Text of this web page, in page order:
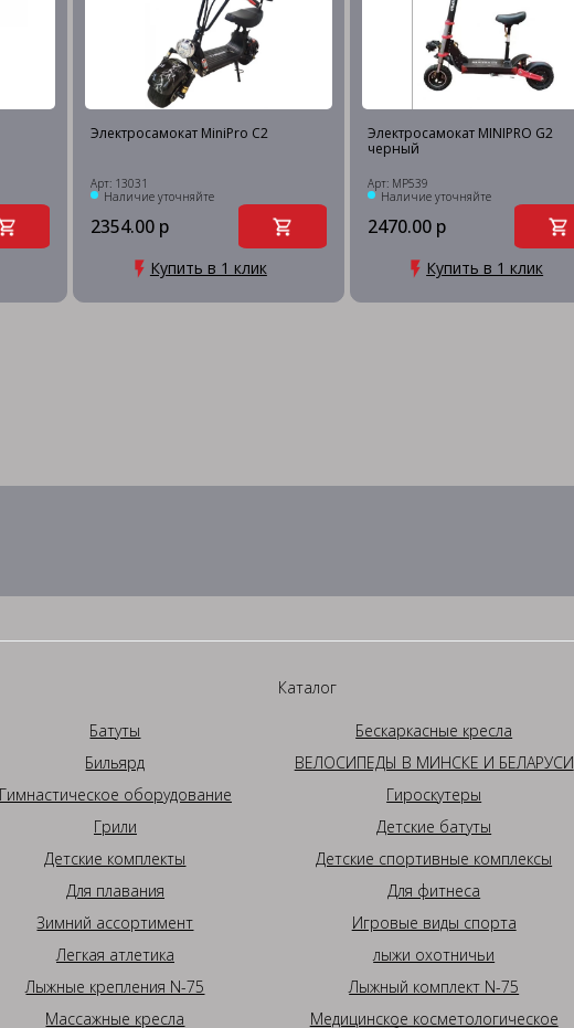
Электросамокат MiniPro C2
Арт: 13031
Наличие уточняйте
2354.00 р
Купить в 1 клик
Электросамокат MINIPRO G2
черный
Арт: MP539
Наличие уточняйте
2470.00 р
Купить в 1 клик
Каталог
Батуты
Бескаркасные кресла
Бильярд
ВЕЛОСИПЕДЫ В МИНСКЕ И БЕЛАРУСИ
Гимнастическое оборудование
Гироскутеры
Грили
Детские батуты
Детские комплекты
Детские спортивные комплексы
Для плавания
Для фитнеса
Зимний ассортимент
Игровые виды спорта
Легкая атлетика
лыжи охотничьи
Лыжные крепления N-75
Лыжный комплект N-75
Массажные кресла
Медицинское косметологическое